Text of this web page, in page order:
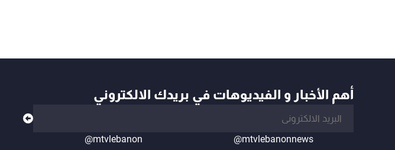
أهم الأخبار و الفيديوهات في بريدك الالكتروني
@mtvlebanonnews
@mtvlebanon